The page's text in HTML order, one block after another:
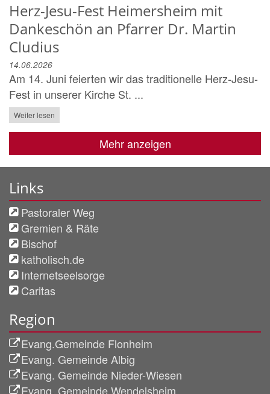
Herz-Jesu-Fest Heimersheim mit
Dankeschön an Pfarrer Dr. Martin
Cludius
14.06.2026
Am 14. Juni feierten wir das traditionelle Herz-Jesu-
Fest in unserer Kirche St. ...
Weiter lesen
Mehr anzeigen
Links
Pastoraler Weg
Gremien & Räte
Bischof
katholisch.de
Internetseelsorge
Caritas
Region
Evang.Gemeinde Flonheim
Evang. Gemeinde Albig
Evang. Gemeinde Nieder-Wiesen
Evang. Gemeinde Wendelsheim